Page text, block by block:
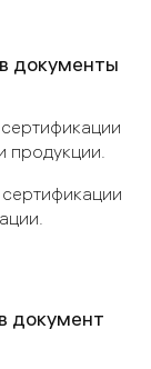
документы
продукции.
документ